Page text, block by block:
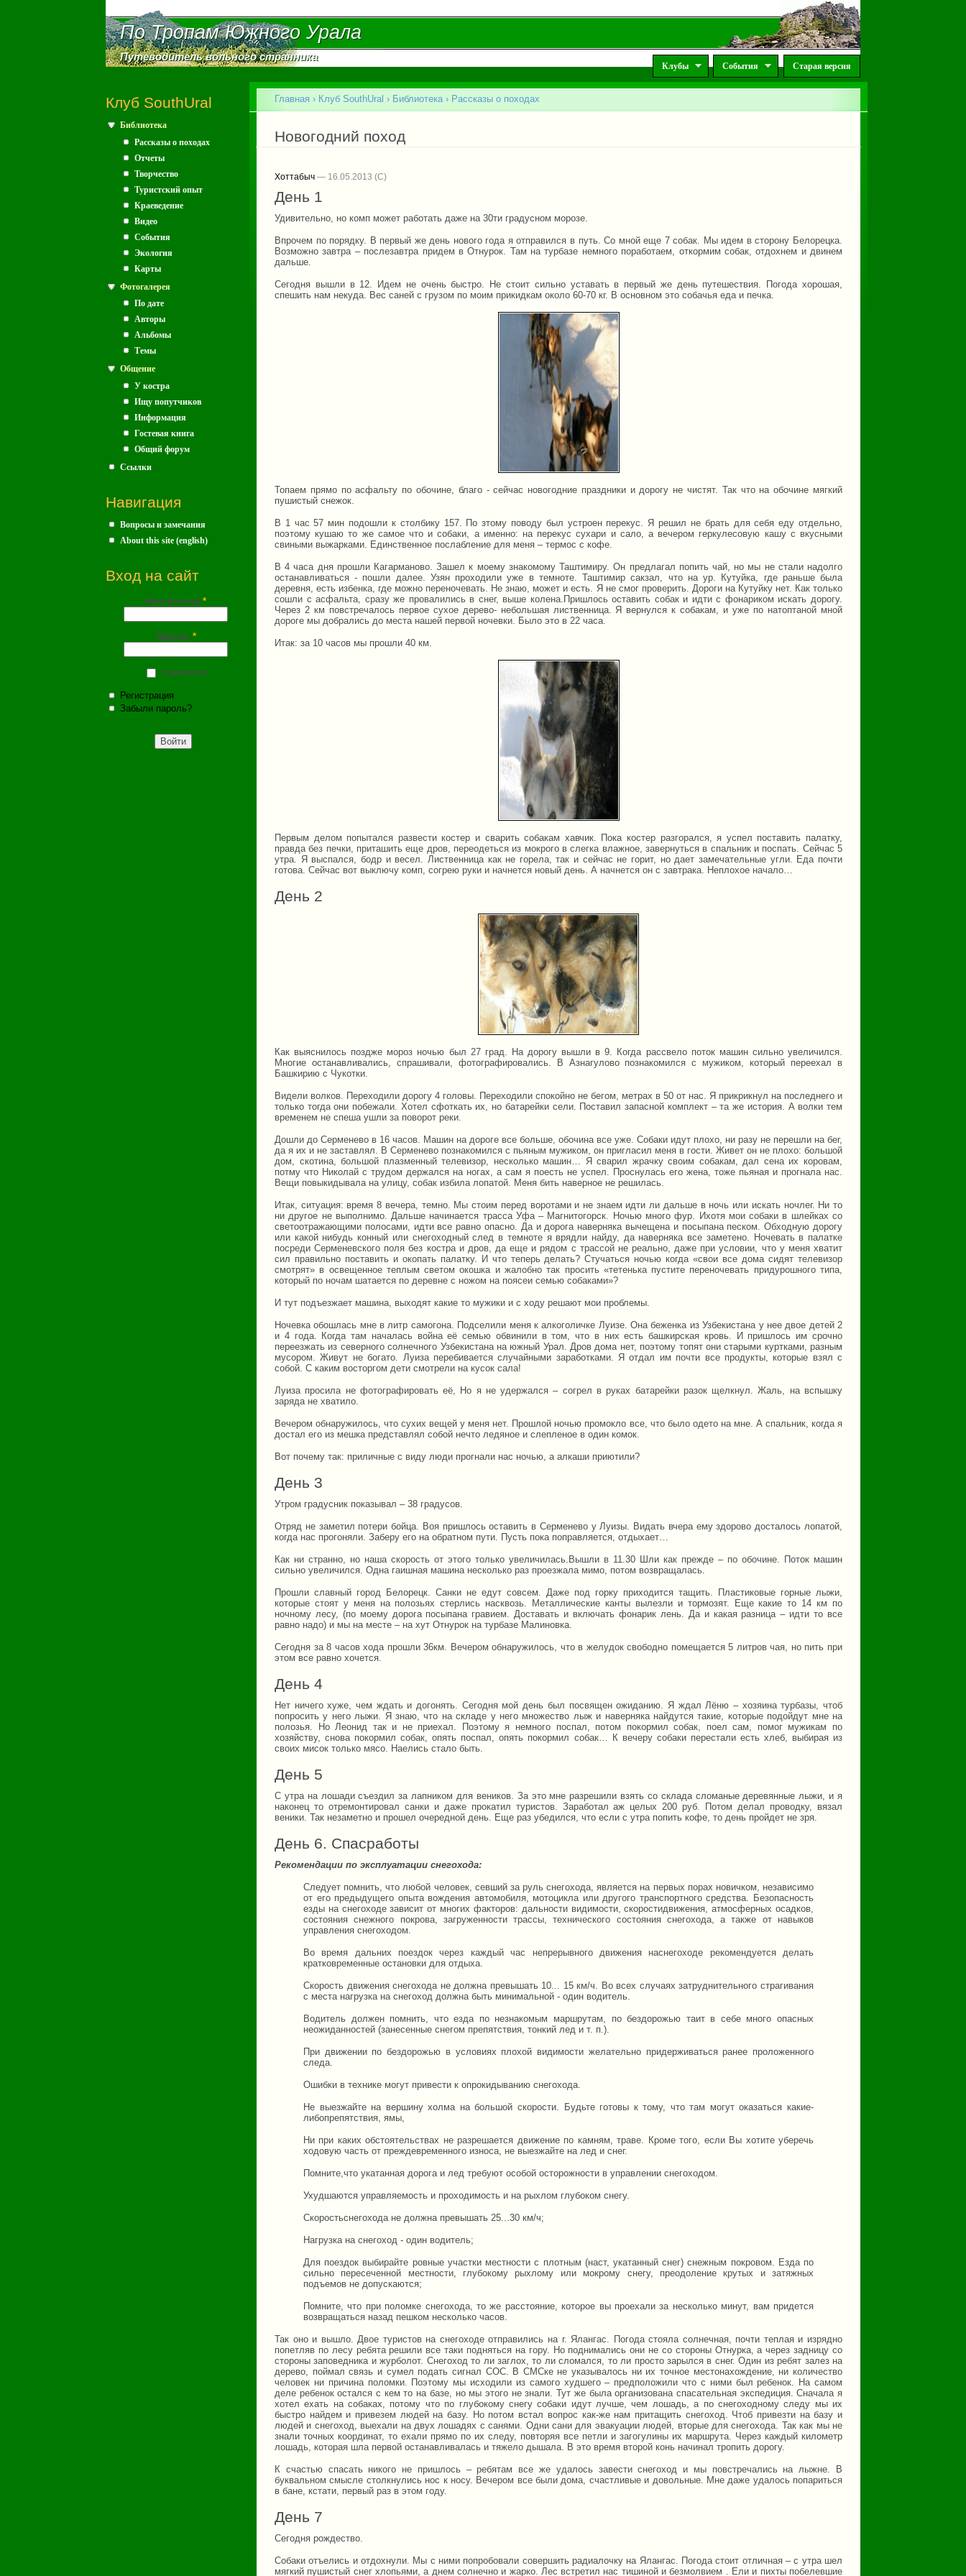
По Тропам Южного Урала
По Тропам Южного Урала
Путеводитель вольного странника
Путеводитель вольного странника
Клубы События Старая версия
Клуб SouthUral
Библиотека
Рассказы о походах
Отчеты
Творчество
Туристский опыт
Краеведение
Видео
События
Экология
Карты
Фотогалерея
По дате
Авторы
Альбомы
Темы
Общение
У костра
Ищу попутчиков
Информация
Гостевая книга
Общий форум
Ссылки
Навигация
Вопросы и замечания
About this site (english)
Вход на сайт
Имя (почта) *
Пароль *
Запомнить
Регистрация
Забыли пароль?
Вы здесь
Главная › Клуб SouthUral › Библиотека › Рассказы о походах
Новогодний поход
Хоттабыч — 16.05.2013
День 1
Удивительно, но комп может работать даже на 30ти градусном морозе.
Впрочем по порядку. В первый же день нового года я отправился в путь. Со мной еще 7 собак. Мы идем в сторону Белорецка.
Возможно завтра – послезавтра придем в Отнурок. Там на турбазе немного поработаем, откормим собак, отдохнем и двинем
дальше.
Сегодня вышли в 12. Идем не очень быстро. Не стоит сильно уставать в первый же день путешествия. Погода хорошая,
спешить нам некуда. Вес саней с грузом по моим прикидкам около 60-70 кг. В основном это собачья еда и печка.
Топаем прямо по асфальту по обочине, благо - сейчас новогодние праздники и дорогу не чистят. Так что на обочине мягкий
пушистый снежок.
В 1 час 57 мин подошли к столбику 157. По зтому поводу был устроен перекус. Я решил не брать для себя еду отдельно,
поэтому кушаю то же самое что и собаки, а именно: на перекус сухари и сало, а вечером геркулесовую кашу с вкусными
свиными выжарками. Единственное послабление для меня – термос с кофе.
В 4 часа дня прошли Кагарманово. Зашел к моему знакомому Таштимиру. Он предлагал попить чай, но мы не стали надолго
останавливаться - пошли далее. Узян проходили уже в темноте. Таштимир сакзал, что на ур. Кутуйка, где раньше была
деревня, есть избенка, где можно переночевать. Не знаю, может и есть. Я не смог проверить. Дороги на Кутуйку нет. Как только
сошли с асфальта, сразу же провалились в снег, выше колена.Пришлось оставить собак и идти с фонариком искать дорогу.
Через 2 км повстречалось первое сухое дерево- небольшая лиственница. Я вернулся к собакам, и уже по натоптаной мной
дороге мы добрались до места нашей первой ночевки. Было это в 22 часа.
Итак: за 10 часов мы прошли 40 км.
Первым делом попытался развести костер и сварить собакам хавчик. Пока костер разгорался, я успел поставить палатку,
правда без печки, приташить еще дров, переодеться из мокрого в слегка влажное, завернуться в спальник и поспать. Сейчас 5
утра. Я выспался, бодр и весел. Лиственница как не горела, так и сейчас не горит, но дает замечательные угли. Еда почти
готова. Сейчас вот выключу комп, согрею руки и начнется новый день. А начнется он с завтрака. Неплохое начало…
День 2
Как выяснилось поздже мороз ночью был 27 град. На дорогу вышли в 9. Когда рассвело поток машин сильно увеличился.
Многие останавливались, спрашивали, фотографировались. В Азнагулово познакомился с мужиком, который переехал в
Башкирию с Чукотки.
Видели волков. Переходили дорогу 4 головы. Переходили спокойно не бегом, метрах в 50 от нас. Я прикрикнул на последнего и
только тогда они побежали. Хотел сфоткать их, но батарейки сели. Поставил запасной комплект – та же история. А волки тем
временем не спеша ушли за поворот реки.
Дошли до Серменево в 16 часов. Машин на дороге все больше, обочина все уже. Собаки идут плохо, ни разу не перешли на бег,
да я их и не заставлял. В Серменево познакомился с пьяным мужиком, он пригласил меня в гости. Живет он не плохо: большой
дом, скотина, большой плазменный телевизор, несколько машин… Я сварил жрачку своим собакам, дал сена их коровам,
потму что Николай с трудом держался на ногах, а сам я поесть не успел. Проснулась его жена, тоже пьяная и прогнала нас.
Вещи повыкидывала на улицу, собак избила лопатой. Меня бить наверное не решилась.
Итак, ситуация: время 8 вечера, темно. Мы стоим перед воротами и не знаем идти ли дальше в ночь или искать ночлег. Ни то
ни другое не выполнимо. Дальше начинается трасса Уфа – Магнитогорск. Ночью много фур. Ихотя мои собаки в шлейках со
светоотражающими полосами, идти все равно опасно. Да и дорога наверняка вычещена и посыпана песком. Обходную дорогу
или какой нибудь конный или снегоходный след в темноте я врядли найду, да наверняка все заметено. Ночевать в палатке
посреди Серменевского поля без костра и дров, да еще и рядом с трассой не реально, даже при условии, что у меня хватит
сил правильно поставить и окопать палатку. И что теперь делать? Стучаться ночью когда «свои все дома сидят телевизор
смотрят» в освещенное теплым светом окошка и жалобно так просить «тетенька пустите переночевать придурошного типа,
который по ночам шатается по деревне с ножом на поясеи семью собаками»?
И тут подъезжает машина, выходят какие то мужики и с ходу решают мои проблемы.
Ночевка обошлась мне в литр самогона. Подселили меня к алкоголичке Луизе. Она беженка из Узбекистана у нее двое детей 2
и 4 года. Когда там началась война её семью обвинили в том, что в них есть башкирская кровь. И пришлось им срочно
переезжать из северного солнечного Узбекистана на южный Урал. Дров дома нет, поэтому топят они старыми куртками, разным
мусором. Живут не богато. Луиза перебивается случайными заработками. Я отдал им почти все продукты, которые взял с
собой. С каким восторгом дети смотрели на кусок сала!
Луиза просила не фотографировать её, Но я не удержался – согрел в руках батарейки разок щелкнул. Жаль, на вспышку
заряда не хватило.
Вечером обнаружилось, что сухих вещей у меня нет. Прошлой ночью промокло все, что было одето на мне. А спальник, когда я
достал его из мешка представлял собой нечто ледяное и слепленое в один комок.
Вот почему так: приличные с виду люди прогнали нас ночью, а алкаши приютили?
День 3
Утром градусник показывал – 38 градусов.
Отряд не заметил потери бойца. Воя пришлось оставить в Серменево у Луизы. Видать вчера ему здорово досталось лопатой,
когда нас прогоняли. Заберу его на обратном пути. Пусть пока поправляется, отдыхает…
Как ни странно, но наша скорость от этого только увеличилась.Вышли в 11.30 Шли как прежде – по обочине. Поток машин
сильно увеличился. Одна гаишная машина несколько раз проезжала мимо, потом возвращалась.
Прошли славный город Белорецк. Санки не едут совсем. Даже под горку приходится тащить. Пластиковые горные лыжи,
которые стоят у меня на полозьях стерлись насквозь. Металлические канты вылезли и тормозят. Еще какие то 14 км по
ночному лесу, (по моему дорога посыпана гравием. Доставать и включать фонарик лень. Да и какая разница – идти то все
равно надо) и мы на месте – на хут Отнурок на турбазе Малиновка.
Сегодня за 8 часов хода прошли 36км. Вечером обнаружилось, что в желудок свободно помещается 5 литров чая, но пить при
этом все равно хочется.
День 4
Нет ничего хуже, чем ждать и догонять. Сегодня мой день был посвящен ожиданию. Я ждал Лёню – хозяина турбазы, чтоб
попросить у него лыжи. Я знаю, что на складе у него множество лыж и наверняка найдутся такие, которые подойдут мне на
полозья. Но Леонид так и не приехал. Поэтому я немного поспал, потом покормил собак, поел сам, помог мужикам по
хозяйству, снова покормил собак, опять поспал, опять покормил собак… К вечеру собаки перестали есть хлеб, выбирая из
своих мисок только мясо. Наелись стало быть.
День 5
С утра на лошади съездил за лапником для веников. За это мне разрешили взять со склада сломаные деревянные лыжи, и я
наконец то отремонтировал санки и даже прокатил туристов. Заработал аж целых 200 руб. Потом делал проводку, вязал
веники. Так незаметно и прошел очередной день. Еще раз убедился, что если с утра попить кофе, то день пройдет не зря.
День 6. Спасработы
Рекомендации по эксплуатации снегохода:
Следует помнить, что любой человек, севший за руль снегохода, является на первых порах новичком, независимо
от его предыдущего опыта вождения автомобиля, мотоцикла или другого транспортного средства. Безопасность
езды на снегоходе зависит от многих факторов: дальности видимости, скоростидвижения, атмосферных осадков,
состояния снежного покрова, загруженности трассы, технического состояния снегохода, а также от навыков
управления снегоходом.
Во время дальних поездок через каждый час непрерывного движения наснегоходе рекомендуется делать
кратковременные остановки для отдыха.
Скорость движения снегохода не должна превышать 10... 15 км/ч. Во всех случаях затруднительного страгивания
с места нагрузка на снегоход должна быть минимальной - один водитель.
Водитель должен помнить, что езда по незнакомым маршрутам, по бездорожью таит в себе много опасных
неожиданностей (занесенные снегом препятствия, тонкий лед и т. п.).
При движении по бездорожью в условиях плохой видимости желательно придерживаться ранее проложенного
следа.
Ошибки в технике могут привести к опрокидыванию снегохода.
Не выезжайте на вершину холма на большой скорости. Будьте готовы к тому, что там могут оказаться какие-
либопрепятствия, ямы,
Ни при каких обстоятельствах не разрешается движение по камням, траве. Кроме того, если Вы хотите уберечь
ходовую часть от преждевременного износа, не выезжайте на лед и снег.
Помните,что укатанная дорога и лед требуют особой осторожности в управлении снегоходом.
Ухудшаются управляемость и проходимость и на рыхлом глубоком снегу.
Скоростьснегохода не должна превышать 25...30 км/ч;
Нагрузка на снегоход - один водитель;
Для поездок выбирайте ровные участки местности с плотным (наст, укатанный снег) снежным покровом. Езда по
сильно пересеченной местности, глубокому рыхлому или мокрому снегу, преодоление крутых и затяжных
подъемов не допускаются;
Помните, что при поломке снегохода, то же расстояние, которое вы проехали за несколько минут, вам придется
возвращаться назад пешком несколько часов.
Так оно и вышло. Двое туристов на снегоходе отправились на г. Ялангас. Погода стояла солнечная, почти теплая и изрядно
попетляв по лесу ребята решили все таки подняться на гору. Но поднимались они не со стороны Отнурка, а через задницу со
стороны заповедника и журболот. Снегоход то ли заглох, то ли сломался, то ли просто зарылся в снег. Один из ребят залез на
дерево, поймал связь и сумел подать сигнал СОС. В СМСке не указывалось ни их точное местонахождение, ни количество
человек ни причина поломки. Поэтому мы исходили из самого худшего – предположили что с ними был ребенок. На самом
деле ребенок остался с кем то на базе, но мы этого не знали. Тут же была организована спасательная экспедиция. Сначала я
хотел ехать на собаках, потому что по глубокому снегу собаки идут лучше, чем лошадь, а по снегоходному следу мы их
быстро найдем и привезем людей на базу. Но потом встал вопрос как-же нам притащить снегоход. Чтоб привезти на базу и
людей и снегоход, выехали на двух лошадях с санями. Одни сани для эвакуации людей, вторые для снегохода. Так как мы не
знали точных координат, то ехали прямо по их следу, повторяя все петли и загогулины их маршрута. Через каждый километр
лошадь, которая шла первой останавливалась и тяжело дышала. В это время второй конь начинал тропить дорогу.
К счастью спасать никого не пришлось – ребятам все же удалось завести снегоход и мы повстречались на лыжне. В
буквальном смысле столкнулись нос к носу. Вечером все были дома, счастливые и довольные. Мне даже удалось попариться
в бане, кстати, первый раз в этом году.
День 7
Сегодня рождество.
Собаки отъелись и отдохнули. Мы с ними попробовали совершить радиалочку на Ялангас. Погода стоит отличная – с утра шел
мягкий пушистый снег хлопьями, а днем солнечно и жарко. Лес встретил нас тишиной и безмолвием . Ели и пихты побелевшие